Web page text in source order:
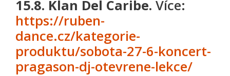
15.8. Klan Del Caribe. Více:
https://ruben-
dance.cz/kategorie-
produktu/sobota-27-6-koncert-
pragason-dj-otevrene-lekce/